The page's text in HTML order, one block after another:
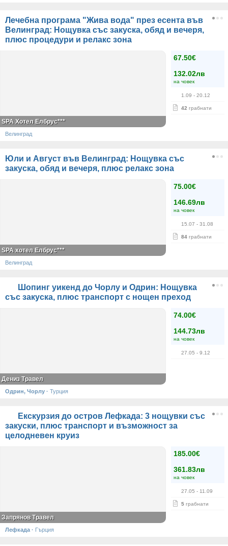
Лечебна програма "Жива вода" през есента във
Велинград: Нощувка със закуска, обяд и вечеря,
плюс процедури и релакс зона
67.50€
132.02лв
на човек
1.09 - 20.12
42 грабнати
SPA Хотел Елбрус***
Велинград
Юли и Август във Велинград: Нощувка със
закуска, обяд и вечеря, плюс релакс зона
75.00€
146.69лв
на човек
15.07 - 31.08
84 грабнати
SPA хотел Елбрус***
Велинград
Шопинг уикенд до Чорлу и Одрин: Нощувка
със закуска, плюс транспорт с нощен преход
74.00€
144.73лв
на човек
27.05 - 9.12
Дениз Травел
Одрин, Чорлу · Турция
Екскурзия до остров Лефкада: 3 нощувки със
закуски, плюс транспорт и възможност за
целодневен круиз
185.00€
361.83лв
на човек
27.05 - 11.09
5 грабнати
Запрянов Травел
Лефкада · Гърция